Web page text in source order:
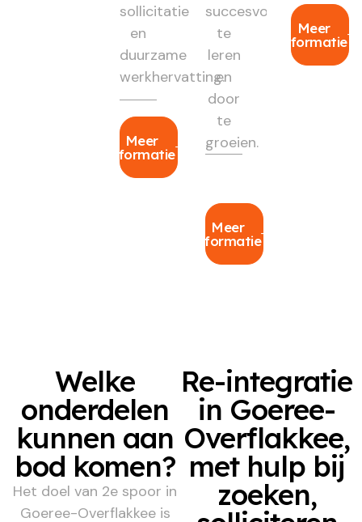
sollicitatie
en
duurzame
werkhervatting.
Meer
informatie
succesvol
te
leren
en
door
te
groeien.
Meer
informatie
Meer
informatie
Welke
onderdelen
kunnen aan
bod komen?
Het doel van 2e spoor in
Goeree-Overflakkee is
Re-integratie
in Goeree-
Overflakkee,
met hulp bij
zoeken,